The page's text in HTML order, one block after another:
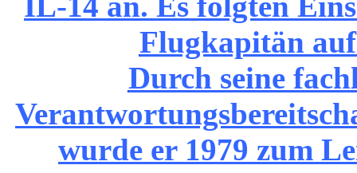
Flugkapitän
Durch seine
wurde er 1979 zum